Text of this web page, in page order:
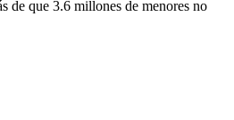
de que 3.6 millones de menores no